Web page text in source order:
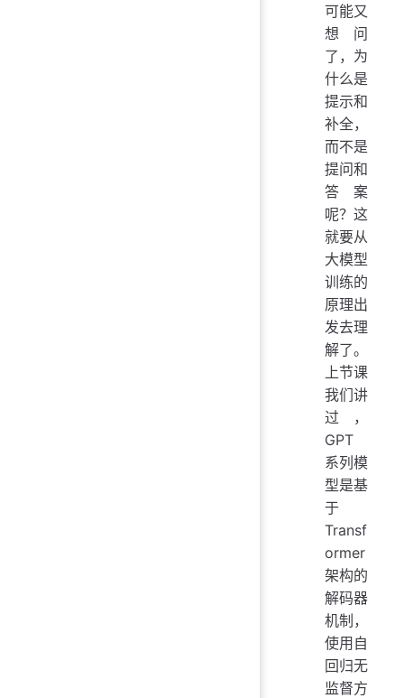
可能又
想问
了，为
什么是
提示和
补全，
而不是
提问和
答案
呢？这
就要从
大模型
训练的
原理出
发去理
解了。
上节课
我们讲
过，
GPT
系列模
型是基
于
Transf
ormer
架构的
解码器
机制，
使用自
回归无
监督方